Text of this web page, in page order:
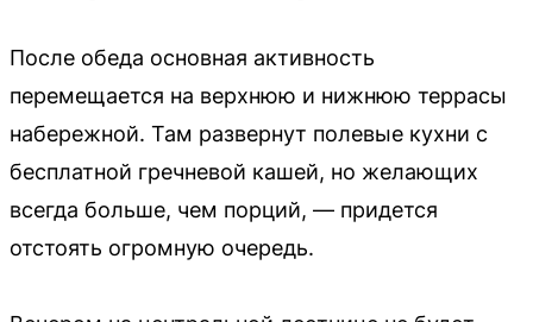
После обеда основная активность
перемещается на верхнюю и нижнюю террасы
набережной. Там развернут полевые кухни с
бесплатной гречневой кашей, но желающих
всегда больше, чем порций, — придется
отстоять огромную очередь.